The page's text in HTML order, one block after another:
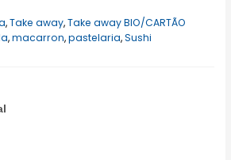
,Take away,Take away BIO/CARTÃO
,macarron,pastelaria,Sushi